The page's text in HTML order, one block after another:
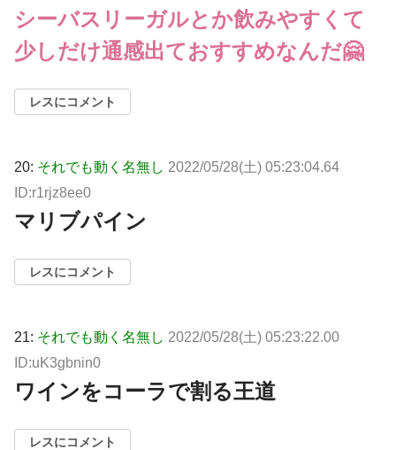
シーバスリーガルとか飲みやすくて
少しだけ通感出ておすすめなんだ🤗
レスにコメント
20: それでも動く名無し 2022/05/28(土) 05:23:04.64
ID:r1rjz8ee0
マリブパイン
レスにコメント
21: それでも動く名無し 2022/05/28(土) 05:23:22.00
ID:uK3gbnin0
ワインをコーラで割る王道
レスにコメント